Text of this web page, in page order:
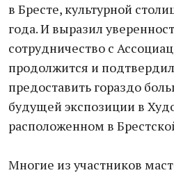
в Бресте, культурной
года. И выразил
сотрудничество с
продолжится и
предоставить гораздо
будущей экспозиции в
расположенном в
Многие из участников